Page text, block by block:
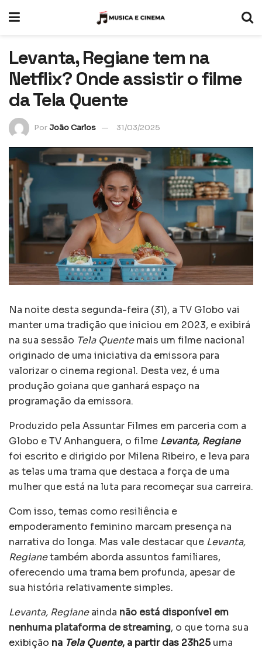
Levanta, Regiane tem na
Netflix? Onde assistir o filme
da Tela Quente
PorJoão Carlos 31/03/2025
Na noite desta segunda-feira (31), a TV Globo vai
manter uma tradição que iniciou em 2023, e exibirá
na sua sessão Tela Quentemais um filme nacional
originado de uma iniciativa da emissora para
valorizar o cinema regional. Desta vez, é uma
produção goiana que ganhará espaço na
programação da emissora.
Produzido pela Assuntar Filmes em parceria com a
Globo e TV Anhanguera, o filme Levanta, Regiane
foi escrito e dirigido por Milena Ribeiro, e leva para
as telas uma trama que destaca a força de uma
mulher que está na luta para recomeçar sua carreira.
Com isso, temas como resiliência e
empoderamento feminino marcam presença na
narrativa do longa. Mas vale destacar que Levanta,
Regianetambém aborda assuntos familiares,
oferecendo uma trama bem profunda, apesar de
sua história relativamente simples.
Levanta, Regianeainda não está disponível em
nenhuma plataforma de streaming, o que torna sua
exibição na Tela Quente, a partir das 23h25uma